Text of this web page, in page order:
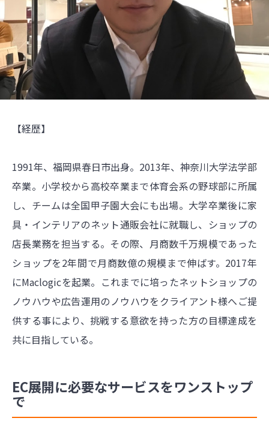
【経歴】
1991年、福岡県春日市出身。2013年、神奈川大学法学部
卒業。小学校から高校卒業まで体育会系の野球部に所属
し、チームは全国甲子園大会にも出場。大学卒業後に家
具・インテリアのネット通販会社に就職し、ショップの
店長業務を担当する。その際、月商数千万規模であった
ショップを2年間で月商数億の規模まで伸ばす。2017年
にMaclogicを起業。これまでに培ったネットショップの
ノウハウや広告運用のノウハウをクライアント様へご提
供する事により、挑戦する意欲を持った方の目標達成を
共に目指している。
EC展開に必要なサービスをワンストップ
で